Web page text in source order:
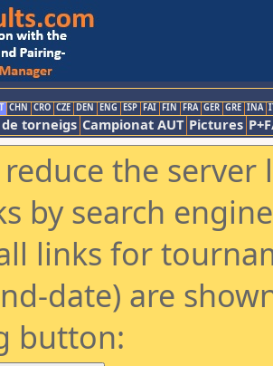
CHN CRO CZE DEN ENG ESP FAI FIN FRA GER GRE INA
de torneigs Campionat AUT Pictures
the
by search
links for
date) are
button: